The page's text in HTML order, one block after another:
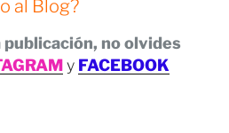
día enLa Paz
que nos dejó realmente
Prado y llegamos hasta las
un paseo en el más que
poder disfrutar de las